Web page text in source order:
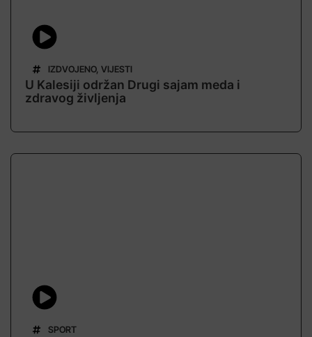
IZDVOJENO, VIJESTI
U Kalesiji održan Drugi sajam meda i
zdravog življenja
SPORT